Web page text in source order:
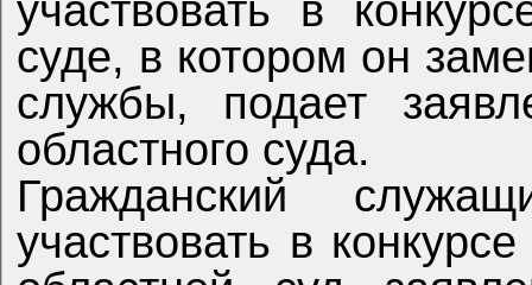
участвовать в
суде, в котором он
службы, подает заявление на
областного суда.
Гражданский служащий, изъявивший желание
участвовать в